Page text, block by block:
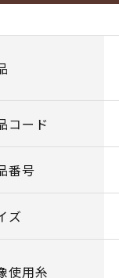
コード
番号
ズ
使用糸